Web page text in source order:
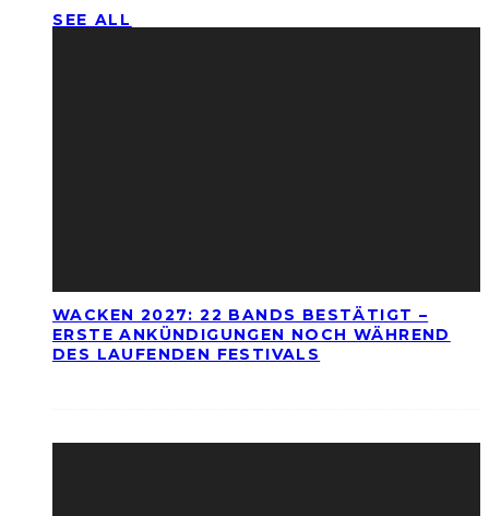
SEE ALL
WACKEN 2027: 22 BANDS BESTÄTIGT –
ERSTE ANKÜNDIGUNGEN NOCH WÄHREND
DES LAUFENDEN FESTIVALS